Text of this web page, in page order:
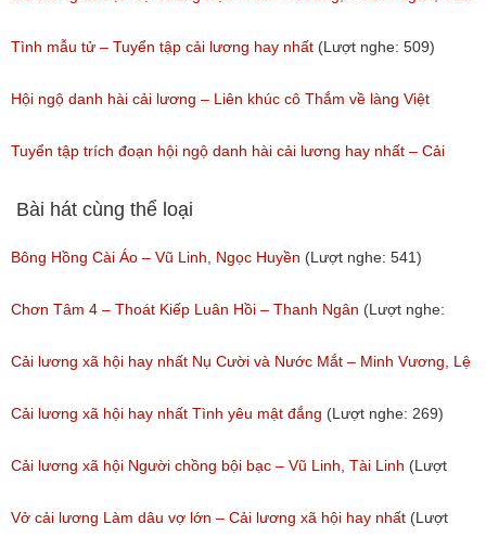
(Lượt nghe: 39)
Bảo Quốc
(Lượt nghe: 310)
Tình mẫu tử – Tuyển tập cải lương hay nhất (Lượt nghe: 509)
Hội ngộ danh hài cải lương – Liên khúc cô Thắm về làng Việt
Hương, Phan Ngọc Luân, Huỳnh Anh, Lâm Vinh Hải, Sơn Ngọc
Minh.
(Lượt nghe: 49)
Tuyển tập trích đoạn hội ngộ danh hài cải lương hay nhất – Cải
lương hài: Cưới vợ cho ai
(Lượt nghe: 51)
Bài hát cùng thể loại
Bông Hồng Cài Áo – Vũ Linh, Ngọc Huyền (Lượt nghe: 541)
Chơn Tâm 4 – Thoát Kiếp Luân Hồi – Thanh Ngân (Lượt nghe:
267)
Cải lương xã hội hay nhất Nụ Cười và Nước Mắt – Minh Vương, Lệ
Thủy
(Lượt nghe: 776)
Cải lương xã hội hay nhất Tình yêu mật đắng (Lượt nghe: 269)
Cải lương xã hội Người chồng bội bạc – Vũ Linh, Tài Linh (Lượt
nghe: 473)
Vở cải lương Làm dâu vợ lớn – Cải lương xã hội hay nhất (Lượt